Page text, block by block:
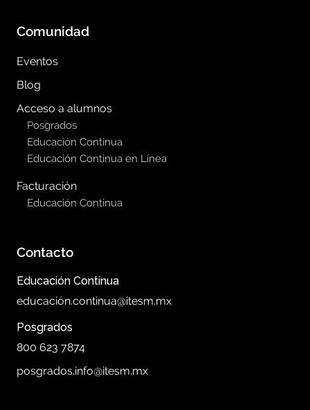
Comunidad
Eventos
Blog
Acceso a alumnos
Posgrados
Educación Continua
Educación Continua en Línea
Facturación
Educación Continua
Contacto
Educación Continua
educación.continua@itesm.mx
Posgrados
800 623 7874
posgrados.info@itesm.mx